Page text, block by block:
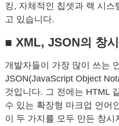
킹, 자체적인 칩셋과 랙 시스
고 있습니다.
■ XML, JSON의 창
개발자들이 가장 많이 쓰는
JSON(JavaScript Object
것입니다. 그 전에는 HTML
수 있는 확장형 마크업 언어
이 두 가지를 모두 만든 창시